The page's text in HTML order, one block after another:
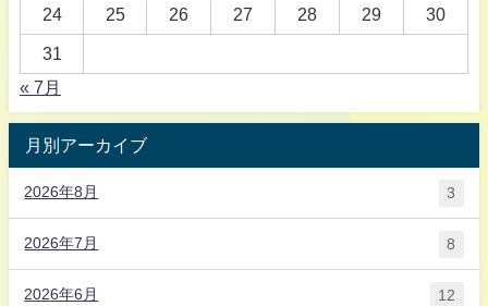
24 25 26 27 28 29 30
31
« 7月
月別アーカイブ
2026年8月 3
2026年7月 8
2026年6月 12